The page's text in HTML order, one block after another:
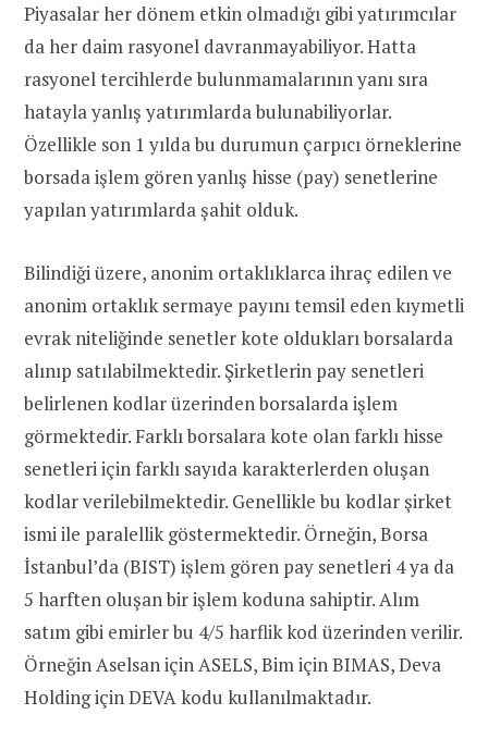
Piyasalar her dönem etkin olmadığı gibi yatırımcılar
da her daim rasyonel davranmayabiliyor. Hatta
rasyonel tercihlerde bulunmamalarının yanı sıra
hatayla yanlış yatırımlarda bulunabiliyorlar.
Özellikle son 1 yılda bu durumun çarpıcı örneklerine
borsada işlem gören yanlış hisse (pay) senetlerine
yapılan yatırımlarda şahit olduk.
Bilindiği üzere, anonim ortaklıklarca ihraç edilen ve
anonim ortaklık sermaye payını temsil eden kıymetli
evrak niteliğinde senetler kote oldukları borsalarda
alınıp satılabilmektedir. Şirketlerin pay senetleri
belirlenen kodlar üzerinden borsalarda işlem
görmektedir. Farklı borsalara kote olan farklı hisse
senetleri için farklı sayıda karakterlerden oluşan
kodlar verilebilmektedir. Genellikle bu kodlar şirket
ismi ile paralellik göstermektedir. Örneğin, Borsa
İstanbul’da (BIST) işlem gören pay senetleri 4 ya da
5 harften oluşan bir işlem koduna sahiptir. Alım
satım gibi emirler bu 4/5 harflik kod üzerinden verilir.
Örneğin Aselsan için ASELS, Bim için BIMAS, Deva
Holding için DEVA kodu kullanılmaktadır.